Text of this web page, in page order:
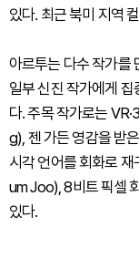
있다. 최근 북미 지역
아르투는 다수 작가를
일부 신진 작가에게
다. 주목 작가로는
g), 젠 가든 영감을 받
시각 언어를 회화로
um Joo), 8비트 픽셀
있다.